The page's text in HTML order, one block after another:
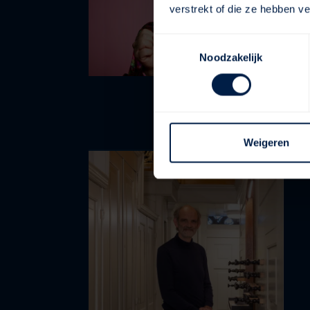
verstrekt of die ze hebben
Noodzakelijk
Weigeren